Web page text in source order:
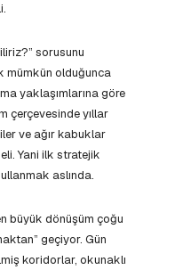
sorusunu
mümkün olduğunca
yaklaşımlarına göre
çerçevesinde yıllar
ve ağır kabuklar
Yani ilk stratejik
aslında.
büyük dönüşüm çoğu
geçiyor. Gün
koridorlar, okunaklı